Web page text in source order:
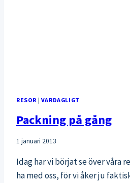
RESOR | VARDAGLIGT
Packning på gång
1 januari 2013
Idag har vi börjat se över våra
ha med oss, för vi åker ju